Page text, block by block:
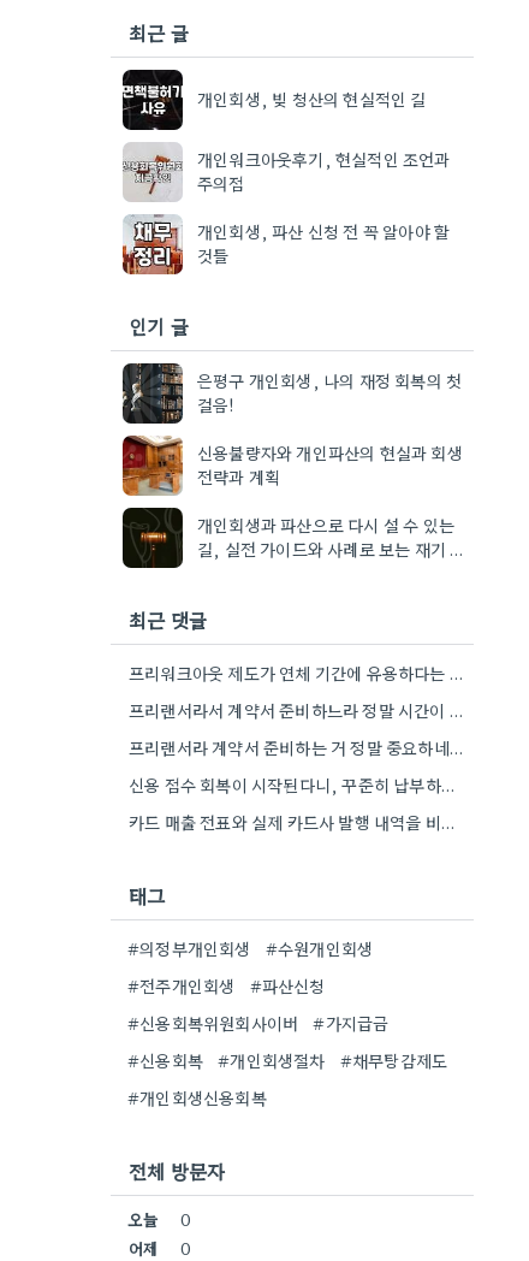
최근 글
개인회생, 빚 청산의 현실적인 길
개인워크아웃후기, 현실적인 조언과
주의점
개인회생, 파산 신청 전 꼭 알아야 할
것들
인기 글
은평구 개인회생, 나의 재정 회복의 첫
걸음!
신용불량자와 개인파산의 현실과 회생
전략과 계획
개인회생과 파산으로 다시 설 수 있는
길, 실전 가이드와 사례로 보는 재기 전
최근 댓글
프리워크아웃 제도가 연체 기간에 유용하다는 점을 기억하는 것이 좋겠네요. 저는 실제로 3개월 이내에 문제가 시작된…
프리랜서라서 계약서 준비하느라 정말 시간이 오래 걸렸어요. 꼼꼼하게 챙기는 게 중요하네요.
프리랜서라 계약서 준비하는 거 정말 중요하네요. 세금 신고 내역도 꼼꼼히 챙겨야겠어요.
신용 점수 회복이 시작된다니, 꾸준히 납부하는 게 정말 중요하겠네요. 제 경우에도 연체하지 않고 계획 잘…
카드 매출 전표와 실제 카드사 발행 내역을 비교해본 게 정말 중요한 포인트였네요. 소득을 정확하게 계산하는…
태그
#의정부개인회생
#수원개인회생
#전주개인회생
#파산신청
#신용회복위원회사이버
#가지급금
#신용회복
#개인회생절차
#채무탕감제도
#개인회생신용회복
전체 방문자
오늘
0
어제
0